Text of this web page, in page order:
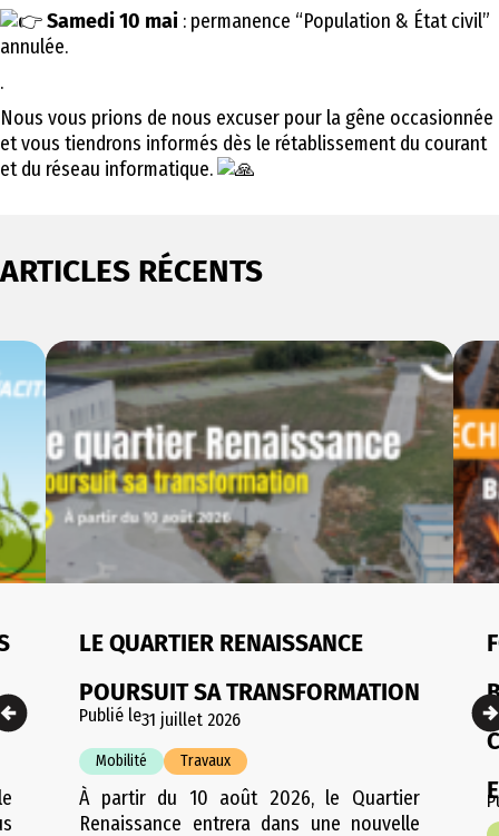
Samedi 10 mai : permanence “Population & État civil”
annulée.
.
Nous vous prions de nous excuser pour la gêne occasionnée
et vous tiendrons informés dès le rétablissement du courant
et du réseau informatique.
ARTICLES RÉCENTS
LE QUARTIER RENAISSANCE
POURSUIT SA TRANSFORMATION
Publié le31 juillet 2026
Mobilité Travaux
À partir du 10 août 2026, le Quartier
Renaissance entrera dans une nouvelle